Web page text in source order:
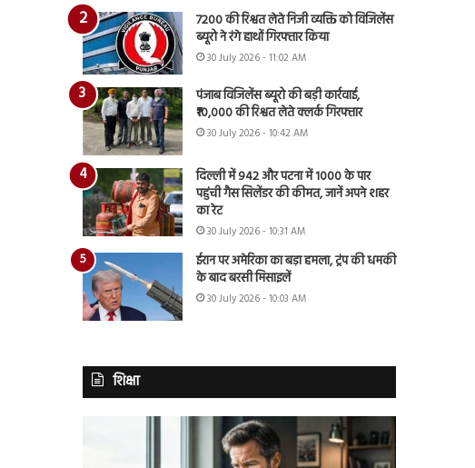
7200 की रिश्वत लेते निजी व्यक्ति को विजिलेंस
ब्यूरो ने रंगे हाथों गिरफ्तार किया
30 July 2026 - 11:02 AM
पंजाब विजिलेंस ब्यूरो की बड़ी कार्रवाई,
₹10,000 की रिश्वत लेते क्लर्क गिरफ्तार
30 July 2026 - 10:42 AM
दिल्ली में 942 और पटना में 1000 के पार
पहुंची गैस सिलेंडर की कीमत, जानें अपने शहर
का रेट
30 July 2026 - 10:31 AM
ईरान पर अमेरिका का बड़ा हमला, ट्रंप की धमकी
के बाद बरसी मिसाइलें
30 July 2026 - 10:03 AM
शिक्षा